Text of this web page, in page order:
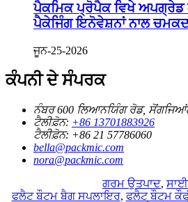
ਪੈਕਮਿਕ ਪ੍ਰੋਪੈਕ ਵਿਖੇ ਅਪਗ੍ਰੇਡ
ਪੈਕੇਜਿੰਗ ਇਨੋਵੇਸ਼ਨਾਂ ਨਾਲ
ਜੂਨ-25-2026
ਕੰਪਨੀ ਦੇ ਸੰਪਰਕ
ਨੰਬਰ 600 ਲਿਆਨਯਿੰਗ ਰੋਡ,
ਟੈਲੀਫ਼ੋਨ: +86 13701883926
ਟੈਲੀਫ਼ੋਨ: +86 21 57786060
bella@packmic.com
nora@packmic.com
ਗਰਮ ਉਤਪਾਦ,
ਫਲੈਟ ਬੌਟਮ ਬੈਗ ਸਪਲਾਇਰ,ਫਲੈਟ ਬੌਟਮ